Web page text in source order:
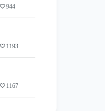
944
1193
1167